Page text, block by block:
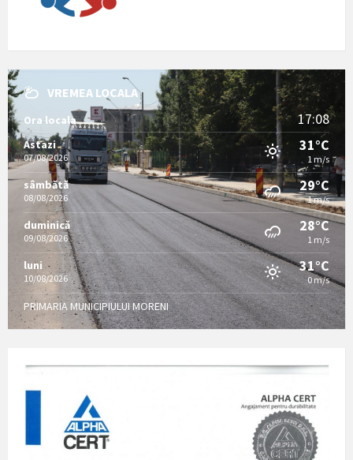
VREMEA LOCALA
Ora locala 17:08
Astazi
07/08/2026
31°C
1 m/s
sâmbătă
08/08/2026
29°C
1 m/s
duminică
09/08/2026
28°C
1 m/s
luni
10/08/2026
31°C
0 m/s
PRIMARIA MUNICIPIULUI MORENI